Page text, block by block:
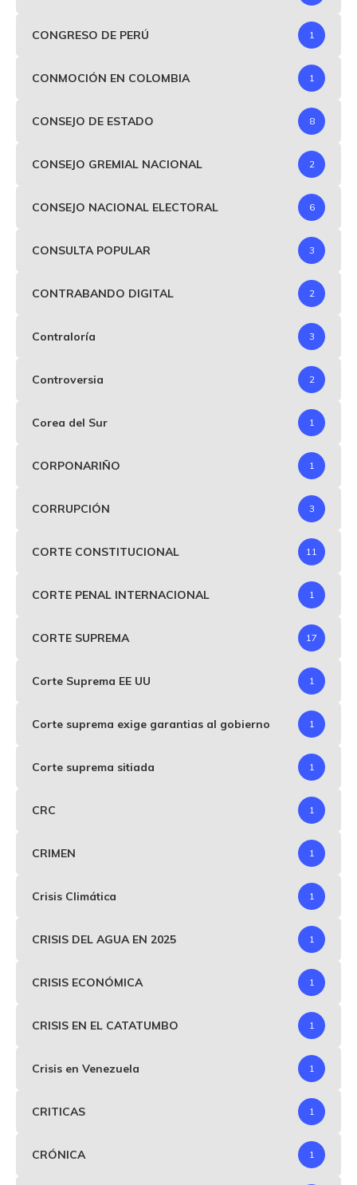
CONGRESO DE PERÚ 1
CONMOCIÓN EN COLOMBIA 1
CONSEJO DE ESTADO 8
CONSEJO GREMIAL NACIONAL 2
CONSEJO NACIONAL ELECTORAL 6
CONSULTA POPULAR 3
CONTRABANDO DIGITAL 2
Contraloría 3
Controversia 2
Corea del Sur 1
CORPONARIÑO 1
CORRUPCIÓN 3
CORTE CONSTITUCIONAL 11
CORTE PENAL INTERNACIONAL 1
CORTE SUPREMA 17
Corte Suprema EE UU 1
Corte suprema exige garantias al gobierno 1
Corte suprema sitiada 1
CRC 1
CRIMEN 1
Crisis Climática 1
CRISIS DEL AGUA EN 2025 1
CRISIS ECONÓMICA 1
CRISIS EN EL CATATUMBO 1
Crisis en Venezuela 1
CRITICAS 1
CRÓNICA 1